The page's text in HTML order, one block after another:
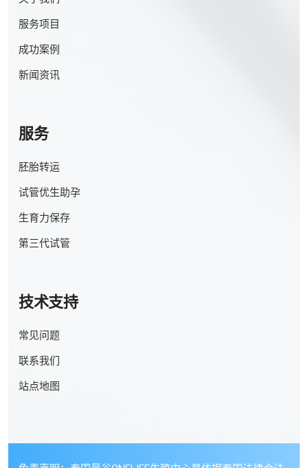
服务项目
成功案例
新闻资讯
服务
胚胎转运
试管优生助孕
生育力保存
第三代试管
技术支持
常见问题
联系我们
站点地图